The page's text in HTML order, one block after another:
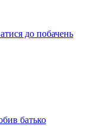
до побачень
батько